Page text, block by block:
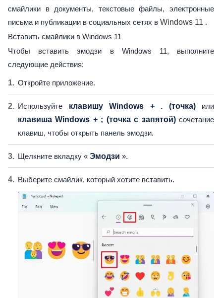
смайлики в документы, текстовые файлы, электронные
письма и публикации в социальных сетях в Windows 11 .
Вставить смайлики в Windows 11
Чтобы вставить эмодзи в Windows 11, выполните
следующие действия:
Откройте приложение.
Используйте клавишу Windows + . (точка)или
клавиша Windows + ; (точка с запятой)сочетание
клавиш, чтобы открыть панель эмодзи.
Щелкните вкладку « Эмодзи ».
Выберите смайлик, который хотите вставить.